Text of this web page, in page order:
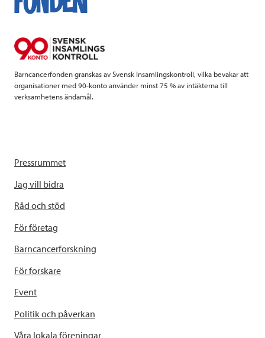
k
Barncancerfonden granskas av Svensk Insamlingskontroll, vilka bevakar att
organisationer med 90-konto använder minst 75 % av intäkterna till
verksamhetens ändamål.
Pressrummet
Jag vill bidra
Råd och stöd
För företag
Barncancerforskning
För forskare
Event
Politik och påverkan
Våra lokala föreningar